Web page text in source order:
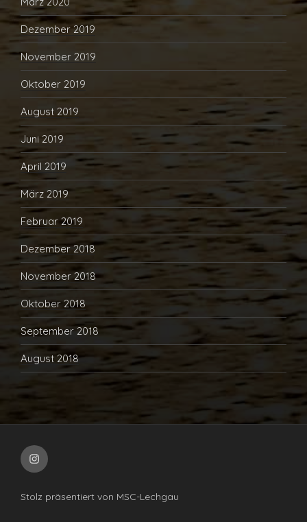
Dezember 2019
November 2019
Oktober 2019
August 2019
Juni 2019
April 2019
März 2019
Februar 2019
Dezember 2018
November 2018
Oktober 2018
September 2018
August 2018
Instragram
Stolz präsentiert von MSC-Lechgau